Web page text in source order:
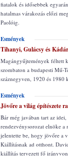
fiatalok és idősebbek
hatalmas várakozás előzi
Paolóig.
Esmények
Tihanyi, Gulácsy és
Magángyűjtemények
szombaton a budapesti Mű-
száznegyven, 1920 és 1980
Esmények
Jövőre a világ építészete
Bár még javában tart az
rendezvénysorozat elnöke a
jelentette be, hogy jövőre a
Kiállításnak ad otthont.
kiállítás tervezett fő